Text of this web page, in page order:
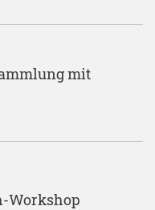
mit
Workshop